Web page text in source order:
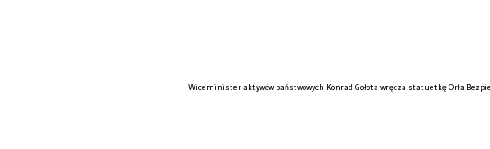
Wiceminister aktywów państwowych Konrad Gołota wręcza statuetkę Orła